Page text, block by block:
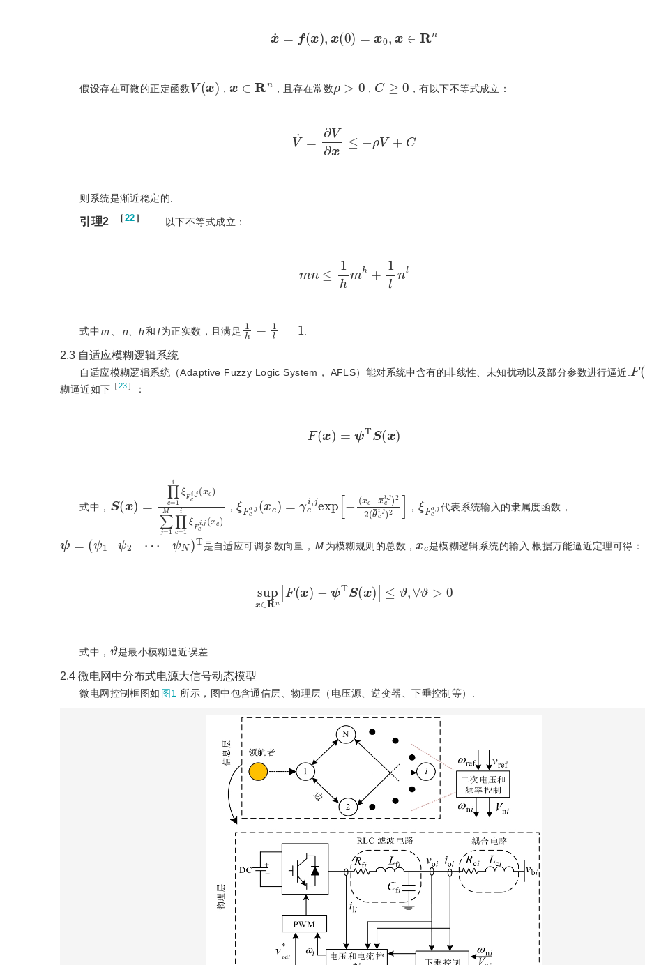
˙=f(x ,x(0) 0,x ∈Rn
假设存在可微的正定函数
V(x )
，
Rn
，且存在常数 ，
C≥
，有以下不等式成立：
=∂V
则系统是渐近稳定的.
引理2 ［22 ］
  以下不等式成立：
1h n
式中 m n、h和 l为正实数，且满足
1 1l
2.3 自适应模糊逻辑系统
自适应模糊逻辑系统（Adaptive Fuzzy Logic System， AFLS）能对系统中含有的非线性、未知扰动以及部分参数进行逼近.
F(x
糊逼近如下 ［23］ ：
F x ΤS(x
式中，
S( )= =1iξFci,j( ∑ 1 M∏ 1 iξ ,j xc)
，
ξ i, x γci, p xc-
x i, 2 ¯ci
，
ξ
代表系统输入的隶属度函数，
ψ ψ 1 2 ψN Τ
是自适应可调参数向量， M 为模糊规则的总数， 是模糊逻辑系统的输入.根据万能逼近定理可得：
px∈ R x)-ψΤ S( ) ϑ ∀ ϑ
式中，
ϑ
是最小模糊逼近误差.
2.4 微电网中分布式电源大信号动态模型
微电网控制框图如 图1 所示，图中包含通信层、物理层（电压源、逆变器、下垂控制等）.